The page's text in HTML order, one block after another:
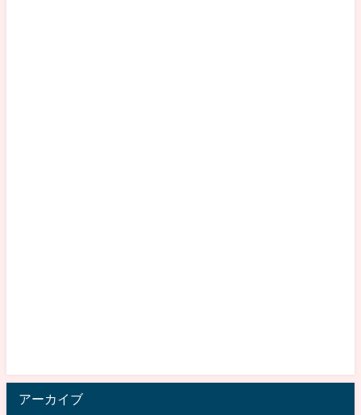
アーカイブ